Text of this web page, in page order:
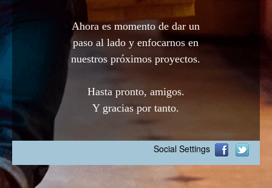
Ahora es momento de dar un
paso al lado y enfocarnos en
nuestros próximos proyectos.
Hasta pronto, amigos.
Y gracias por tanto.
Social Settings